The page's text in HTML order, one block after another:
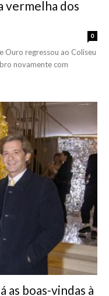
vermelha dos
0
Ouro regressou ao Coliseu
novamente com
as boas-vindas à